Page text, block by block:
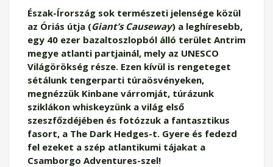
Észak-Írország sok természeti jelensége közül
az Óriás útja (Giant’s Causeway) a leghíresebb,
egy 40 ezer bazaltoszlopból álló terület Antrim
megye atlanti partjainál, mely az UNESCO
Világörökség része. Ezen kívül is rengeteget
sétálunk tengerparti túraösvényeken,
megnézzük Kinbane várromját, túrázunk
sziklákon whiskeyzünk a világ első
szeszfőzdéjében és fotózzuk a fantasztikus
fasort, a The Dark Hedges-t. Gyere és fedezd
fel ezeket a szép atlantikumi tájakat a
Csamborgo Adventures-szel!